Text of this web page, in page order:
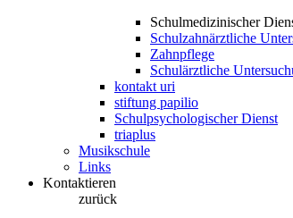
Schulmedizinischer
Schulzahnärztliche
Zahnpflege
Schulärztliche
kontakt uri
stiftung papilio
Schulpsychologischer Dienst
triaplus
Musikschule
Links
Kontaktieren
zurück